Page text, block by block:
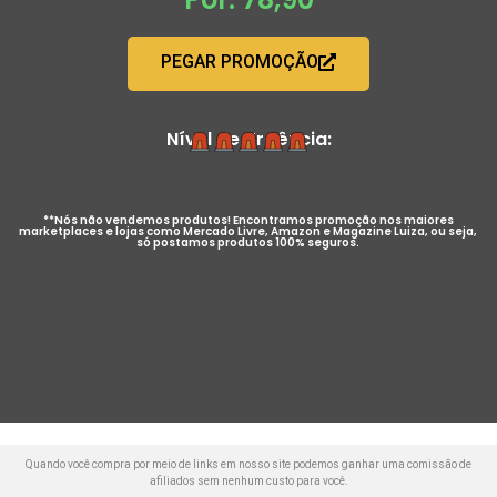
PEGAR PROMOÇÃO
Nível de Urgência:
**Nós não vendemos produtos! Encontramos promoção nos maiores
marketplaces e lojas como Mercado Livre, Amazon e Magazine Luiza, ou seja,
só postamos produtos 100% seguros.
Quando você compra por meio de links em nosso site podemos ganhar uma comissão de
afiliados sem nenhum custo para você.